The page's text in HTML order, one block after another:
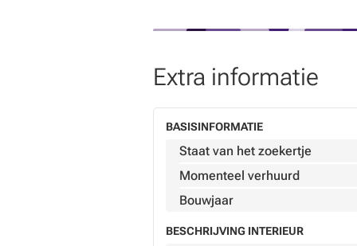
Proximité des commodités et axes
🔗 Lien ORBEX : https://
Extra informatie
BASISINFORMATIE
Staat van het zoekertje
Momenteel verhuurd
Bouwjaar
BESCHRIJVING INTERIEUR